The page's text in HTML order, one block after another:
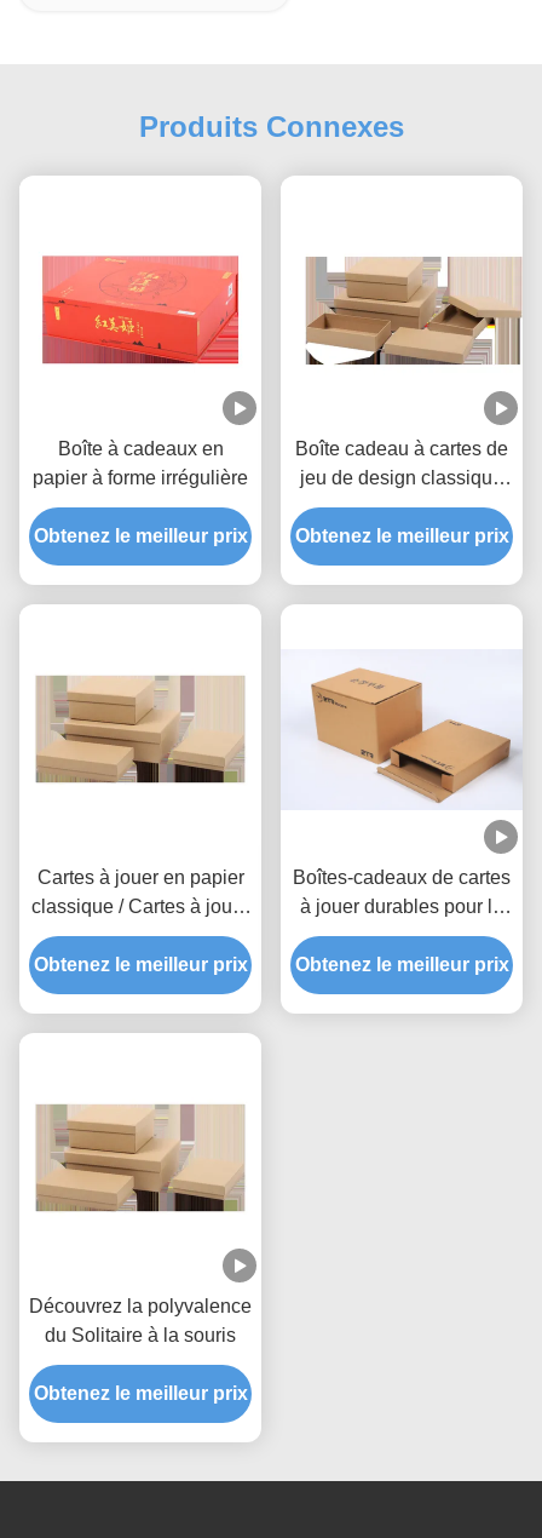
Produits Connexes
Boîte à cadeaux en
papier à forme irrégulière
Obtenez le meilleur prix
Boîte cadeau à cartes de
jeu de design classique
de forme unique avec
logo en relief
personnalisé
Obtenez le meilleur prix
Cartes à jouer en papier
classique / Cartes à jouer
en boîte cadeau
Obtenez le meilleur prix
Boîtes-cadeaux de cartes
à jouer durables pour le
stockage et les cadeaux
Obtenez le meilleur prix
Découvrez la polyvalence
du Solitaire à la souris
Obtenez le meilleur prix